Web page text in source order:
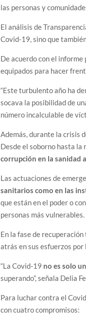
las personas y
El análisis de
Covid-19, sino que
De acuerdo con el
equipados para hacer
“Este turbulento año ha
socava la posibilidad de
número incalculable de
Además, durante la crisis
Desde el soborno hasta
corrupción en la sanidad
Las actuaciones de
sanitarios como en las
que están en el poder o
personas más vulnerables.
En la fase de
atrás en sus esfuerzos
“La Covid-19 no es solo
superando”, señala Delia
Para luchar contra el
con cuatro compromisos: